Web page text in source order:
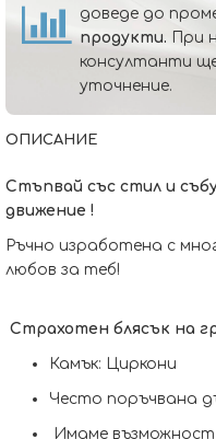
доведе до
продукти. При
консултанти
уточнение.
ОПИСАНИЕ
Стъпвай със стил и
движение !
Ръчно изработена с
любов за теб!
Страхотен блясък на
Камък: Циркони
Често поръчвана
Имаме